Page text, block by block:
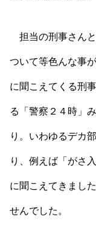
担当の刑事さん
ついて等色んな事
に聞こえてくる刑
る「警察２４時」
り。いわゆるデカ
り、例えば「がさ
に聞こえてきまし
せんでした。